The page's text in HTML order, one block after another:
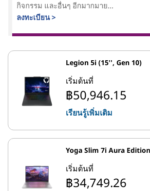
กิจกรรม และอื่นๆ อีกมากมาย...
ลงทะเบียน >
Legion 5i (15'', Gen 10)
เริ่มต้นที่
฿50,946.15
เรียนรู้เพิ่มเติม
Yoga Slim 7i Aura
เริ่มต้นที่
฿34,749.26